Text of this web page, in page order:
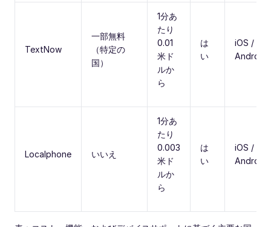
TextNow
一部無料
（特定の
国）
1分あ
たり
0.01
米ド
ルか
ら
は
い
iOS /
Android
Localphone いいえ
1分あ
たり
0.003
米ド
ルか
ら
は
い
iOS /
Android